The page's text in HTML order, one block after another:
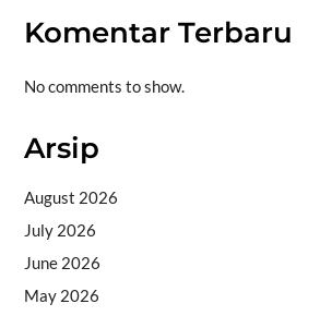
Komentar Terbaru
No comments to show.
Arsip
August 2026
July 2026
June 2026
May 2026